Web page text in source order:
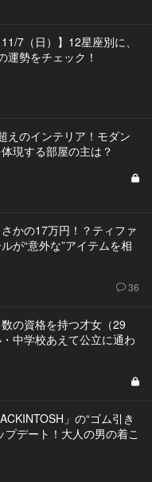
7（日）】12星座別に、
運勢をチェック！
えのインテリア！モダン
現する部屋の主は？
かの17万円！？ティファ
が“意外な”アイテムを相
36
の資格を持つ才女（29
中学校あえて公立に通わ
」の“ゴム引き
プデート！大人の男の着こ